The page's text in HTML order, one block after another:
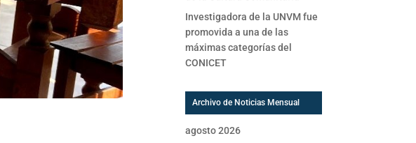
Investigadora de la UNVM fue
promovida a una de las
máximas categorías del
CONICET
Archivo de Noticias Mensual
agosto 2026